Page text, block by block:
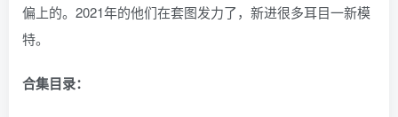
偏上的。2021年的他们在套图发力了，新进很多耳目一新模
特。
合集目录：